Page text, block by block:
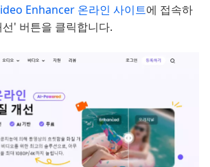
Enhancer 온라인 사이트에 접속하
' 버튼을 클릭합니다.